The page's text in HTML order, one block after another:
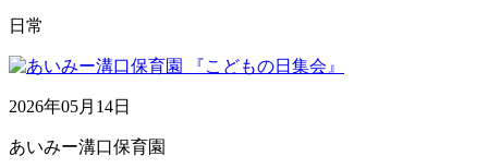
日常
2026年05月14日
あいみー溝口保育園